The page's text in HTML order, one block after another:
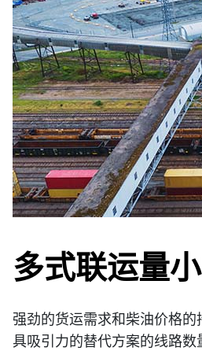
多式联运量
强劲的货运需求和柴油价格
具吸引力的替代方案的线路